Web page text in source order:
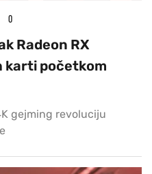
0
Radeon RX
karti početkom
gejming revoluciju